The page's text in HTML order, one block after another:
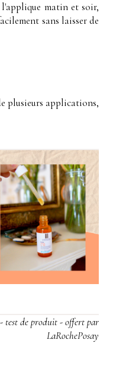
l'applique matin et soir,
sans laisser de
plusieurs applications,
test de produit - offert par
LaRochePosay